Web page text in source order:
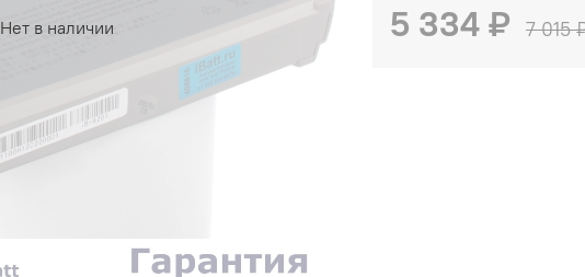
Нет в наличии 5 334 ₽ 7 015